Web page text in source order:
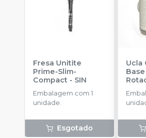
Fresa Unitite
Prime-Slim-
Compact - SIN
Embalagem com 1
unidade.
Esgotado
Ucla